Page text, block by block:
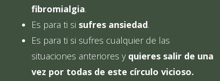
fibromialgia.
Es para ti si sufres ansiedad.
Es para ti si sufres cualquier de las
situaciones anteriores y quieres salir de una
vez por todas de este círculo vicioso.